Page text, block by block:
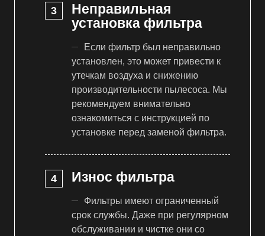
Неправильная
установка фильтра
Если фильтр был неправильно
установлен, это может привести к
утечкам воздуха и снижению
производительности пылесоса. Мы
рекомендуем внимательно
ознакомиться с инструкцией по
установке перед заменой фильтра.
Износ фильтра
Фильтры имеют ограниченный
срок службы. Даже при регулярном
обслуживании и чистке они со